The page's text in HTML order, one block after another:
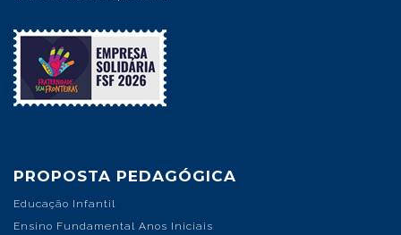
Nossos Diferenciais
Nossos Projetos
Nossas Estrutura
Nossas Unidades